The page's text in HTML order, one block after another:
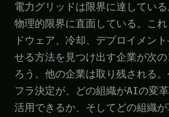
電力グリッドは限界に達してい
物理的限界に直面している。こ
ドウェア、冷却、デプロイメン
せる方法を見つけ出す企業が次
ろう。他の企業は取り残される
フラ決定が、どの組織がAIの変
活用できるか、そしてどの組織